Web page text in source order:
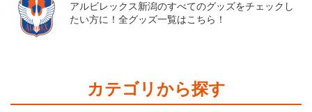
アルビレックス新潟のすべてのグッズをチェックし
たい方に！全グッズ一覧はこちら！
カテゴリから探す